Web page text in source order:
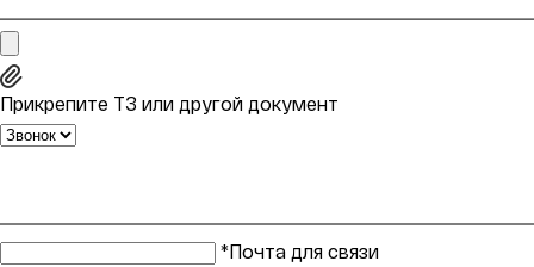
Прикрепите ТЗ или другой документ
*Почта для связи